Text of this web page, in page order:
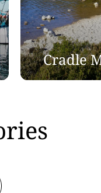
Cradle